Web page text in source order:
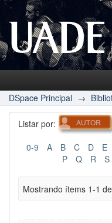
UADE
DSpace Principal →
Listar por:
0-9 A B C D E
P
Q R S
Mostrando ítems 1-1 de